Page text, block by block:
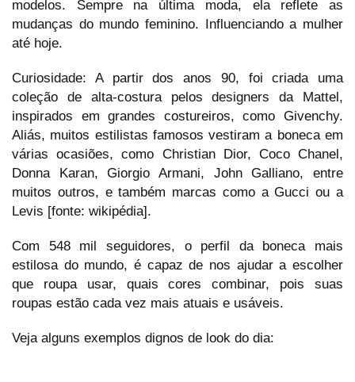
modelos. Sempre na última moda, ela reflete as
mudanças do mundo feminino. Influenciando a mulher
até hoje.
Curiosidade: A partir dos anos 90, foi criada uma
coleção de alta-costura pelos designers da Mattel,
inspirados em grandes costureiros, como Givenchy.
Aliás, muitos estilistas famosos vestiram a boneca em
várias ocasiões, como Christian Dior, Coco Chanel,
Donna Karan, Giorgio Armani, John Galliano, entre
muitos outros, e também marcas como a Gucci ou a
Levis [fonte: wikipédia].
Com 548 mil seguidores, o perfil da boneca mais
estilosa do mundo, é capaz de nos ajudar a escolher
que roupa usar, quais cores combinar, pois suas
roupas estão cada vez mais atuais e usáveis.
Veja alguns exemplos dignos de look do dia: